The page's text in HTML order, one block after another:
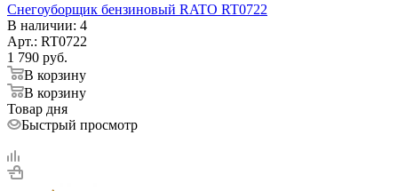
Снегоуборщик бензиновый RATO RT0722
В наличии: 4
Арт.: RT0722
1 790 руб.
В корзину
В корзину
Товар дня
Быстрый просмотр